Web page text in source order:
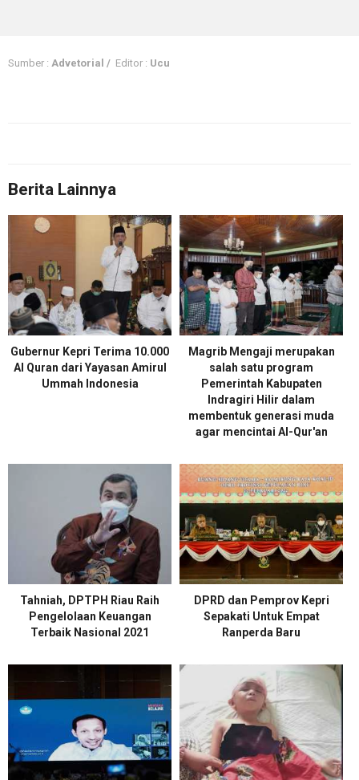
Sumber : Advetorial / Editor : Ucu
Berita Lainnya
Gubernur Kepri Terima 10.000
Al Quran dari Yayasan Amirul
Ummah Indonesia
Magrib Mengaji merupakan
salah satu program
Pemerintah Kabupaten
Indragiri Hilir dalam
membentuk generasi muda
agar mencintai Al-Qur'an
Tahniah, DPTPH Riau Raih
Pengelolaan Keuangan
Terbaik Nasional 2021
DPRD dan Pemprov Kepri
Sepakati Untuk Empat
Ranperda Baru